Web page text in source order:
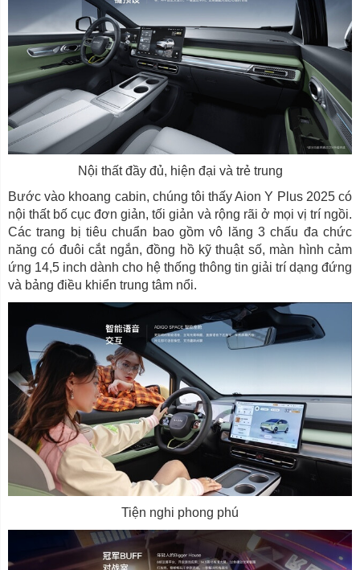
Nội thất đầy đủ, hiện đại và trẻ trung
Bước vào khoang cabin, chúng tôi thấy Aion Y Plus 2025 có
nội thất bố cục đơn giản, tối giản và rộng rãi ở mọi vị trí ngồi.
Các trang bị tiêu chuẩn bao gồm vô lăng 3 chấu đa chức
năng có đuôi cắt ngắn, đồng hồ kỹ thuật số, màn hình cảm
ứng 14,5 inch dành cho hệ thống thông tin giải trí dạng đứng
và bảng điều khiển trung tâm nổi.
Tiện nghi phong phú